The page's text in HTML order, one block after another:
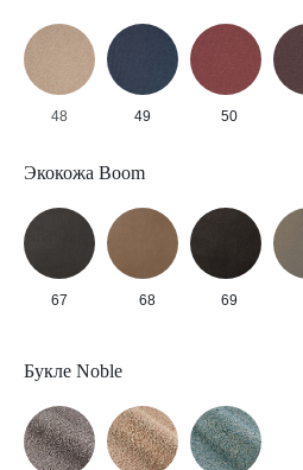
48 49 50
Экокожа Boom
67 68 69
Букле Noble